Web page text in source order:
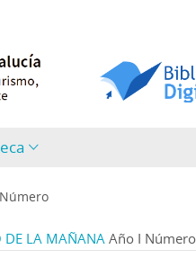
DE LA MAÑANA Año I